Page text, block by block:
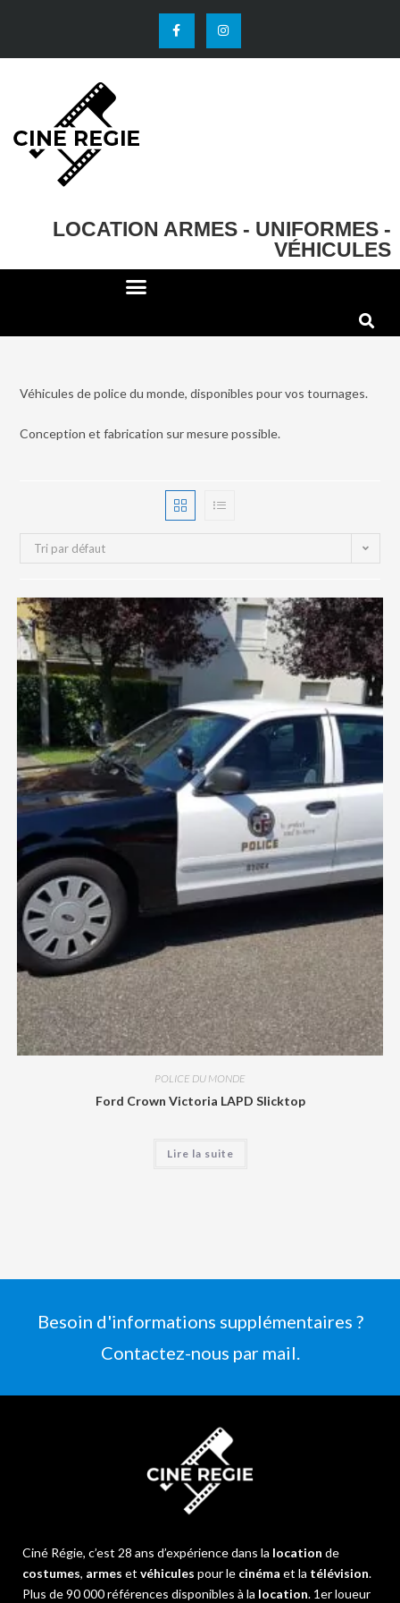
LOCATION ARMES - UNIFORMES -
VÉHICULES
Véhicules de police du monde, disponibles pour vos tournages.
Conception et fabrication sur mesure possible.
Tri par défaut
POLICE DU MONDE
Ford Crown Victoria LAPD Slicktop
Lire la suite
Besoin d'informations supplémentaires ?
Contactez-nous par mail.
Ciné Régie, c’est 28 ans d’expérience dans la location de
costumes, armes et véhicules pour le cinéma et la télévision.
Plus de 90 000 références disponibles à la location. 1er loueur